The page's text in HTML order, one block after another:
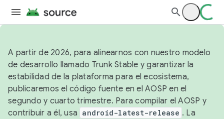
A partir de 2026, para alinearnos con nuestro modelo
de desarrollo llamado Trunk Stable y garantizar la
estabilidad de la plataforma para el ecosistema,
publicaremos el código fuente en el AOSP en el
segundo y cuarto trimestre. Para compilar el AOSP y
contribuir a él, usa android-latest-release . La